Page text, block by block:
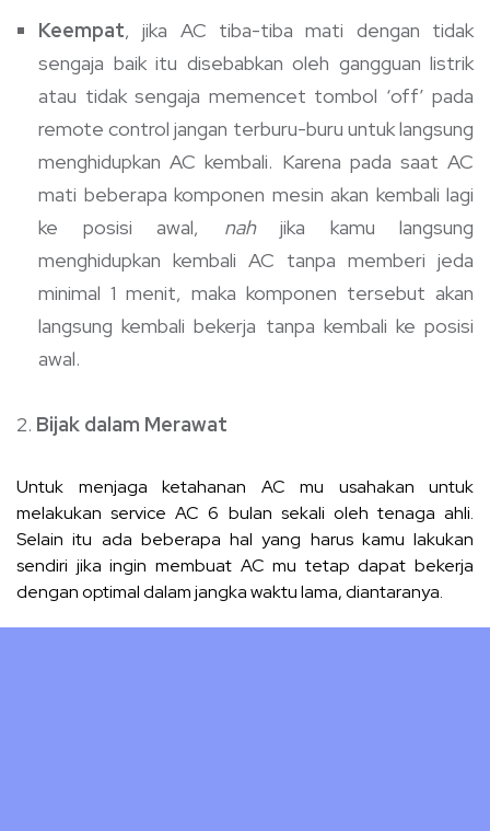
Keempat, jika AC tiba-tiba mati dengan tidak
sengaja baik itu disebabkan oleh gangguan listrik
atau tidak sengaja memencet tombol ‘off’ pada
remote control jangan terburu-buru untuk langsung
menghidupkan AC kembali. Karena pada saat AC
mati beberapa komponen mesin akan kembali lagi
ke posisi awal, nahjika kamu langsung
menghidupkan kembali AC tanpa memberi jeda
minimal 1 menit, maka komponen tersebut akan
langsung kembali bekerja tanpa kembali ke posisi
awal.
Bijak dalam Merawat
Untuk menjaga ketahanan AC mu usahakan untuk
melakukan service AC 6 bulan sekali oleh tenaga ahli.
Selain itu ada beberapa hal yang harus kamu lakukan
sendiri jika ingin membuat AC mu tetap dapat bekerja
dengan optimal dalam jangka waktu lama, diantaranya.